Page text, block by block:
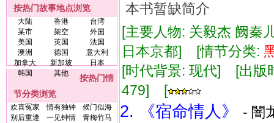
按热门故事地点浏览
大陆 香港
台湾
某市
架空
外国
美国
英国
法国
澳洲
德国
意大利
加拿大
新加坡
日本
韩国
其他
按热门情
节分类浏览
欢喜冤家 情有独钟
候门似海
别后重逢
一见钟情
青梅竹马
本书暂缺简介
[主要人物: 关毅杰 阙秦
日本京都] [情节分类:
[时代背景: 现代] [出
479] [
2. 《宿命情人》
- 闇